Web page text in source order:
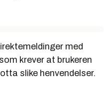
med
krever at brukeren
slike henvendelser.